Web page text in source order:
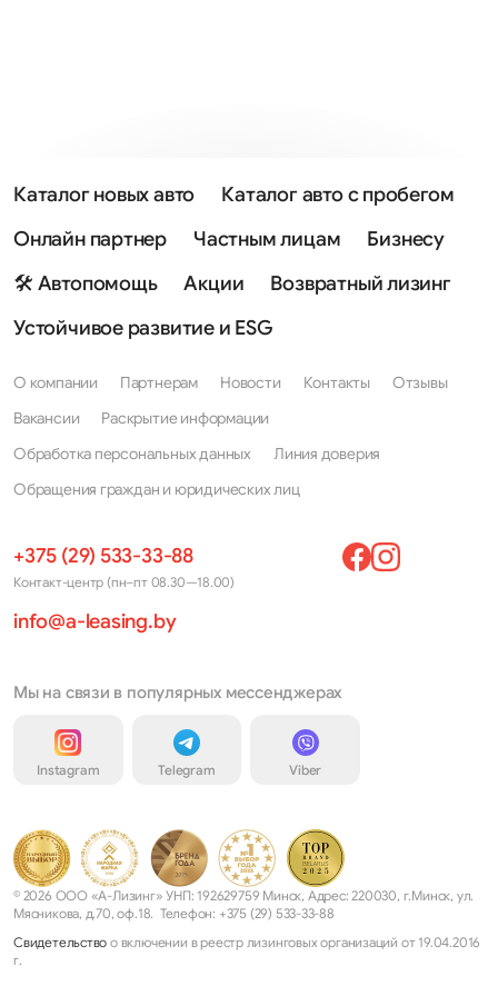
Каталог новых авто
Каталог авто с пробегом
Онлайн партнер
Частным лицам
Бизнесу
🛠 Автопомощь
Акции
Возвратный лизинг
Устойчивое развитие и ESG
О компании Партнерам Новости Контакты
Отзывы
Вакансии
Раскрытие информации
Обработка персональных данных
Линия доверия
Обращения граждан и юридических лиц
+375 (29) 533-33-88
Контакт-центр (пн–пт 08.30—18.00)
info@a-leasing.by
Мы на связи в популярных мессенджерах
Instagram Telegram Viber
© 2026 ООО «А-Лизинг» УНП: 192629759 Минск, Адрес: 220030, г.Минск, ул.
Мясникова, д.70, оф.18. Телефон: +375 (29) 533-33-88
Свидетельство о включении в реестр лизинговых организаций от 19.04.2016
г.